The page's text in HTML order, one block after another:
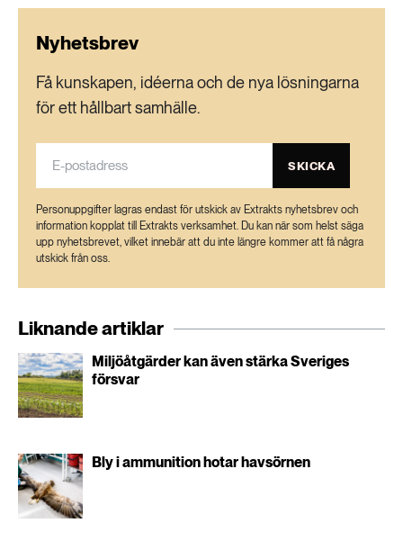
Nyhetsbrev
Få kunskapen, idéerna och de nya lösningarna
för ett hållbart samhälle.
SKICKA
Personuppgifter lagras endast för utskick av Extrakts nyhetsbrev och
information kopplat till Extrakts verksamhet. Du kan när som helst säga
upp nyhetsbrevet, vilket innebär att du inte längre kommer att få några
utskick från oss.
Liknande artiklar
Miljöåtgärder kan även stärka Sveriges
försvar
Bly i ammunition hotar havsörnen